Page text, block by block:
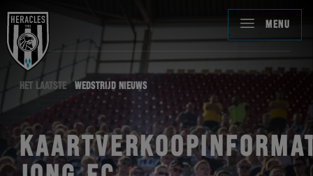
MENU
HET LAATSTE WEDSTRIJD NIEUWS